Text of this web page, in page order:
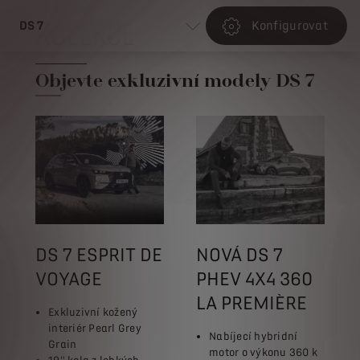
DS 7 Konfigurovat
KOLEKCE
Objevte exkluzivní modely DS 7
DS 7 ESPRIT DE
VOYAGE
Exkluzivní kožený
interiér Pearl Grey
Grain
NOVÁ DS 7
PHEV 4X4 360
LA PREMIÈRE
Nabíjecí hybridní
motor o výkonu 360 k